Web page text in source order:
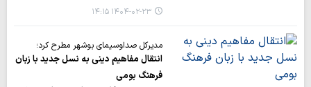
۱۴۰۴-۰۲-۲۳ ۱۴:۱۵
مدیرکل صداوسیمای بوشهر مطرح کرد؛
انتقال مفاهیم دینی به نسل جدید با زبان
فرهنگ بومی